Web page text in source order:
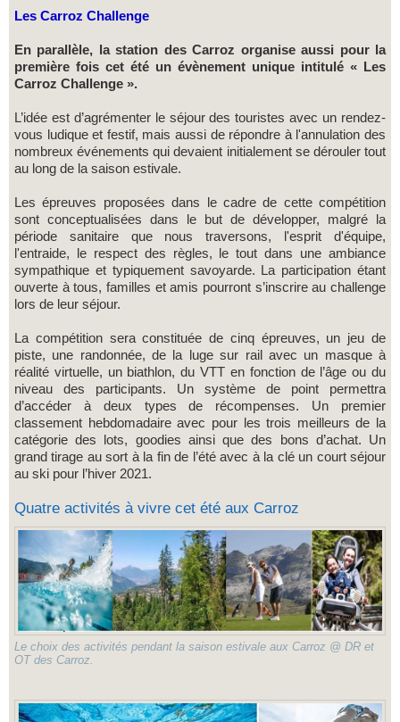
Les Carroz Challenge
En parallèle, la station des Carroz organise aussi pour la
première fois cet été un évènement unique intitulé « Les
Carroz Challenge ».
L’idée est d’agrémenter le séjour des touristes avec un rendez-
vous ludique et festif, mais aussi de répondre à l'annulation des
nombreux événements qui devaient initialement se dérouler tout
au long de la saison estivale.
Les épreuves proposées dans le cadre de cette compétition
sont conceptualisées dans le but de développer, malgré la
période sanitaire que nous traversons, l'esprit d'équipe,
l'entraide, le respect des règles, le tout dans une ambiance
sympathique et typiquement savoyarde. La participation étant
ouverte à tous, familles et amis pourront s’inscrire au challenge
lors de leur séjour.
La compétition sera constituée de cinq épreuves, un jeu de
piste, une randonnée, de la luge sur rail avec un masque à
réalité virtuelle, un biathlon, du VTT en fonction de l’âge ou du
niveau des participants. Un système de point permettra
d’accéder à deux types de récompenses. Un premier
classement hebdomadaire avec pour les trois meilleurs de la
catégorie des lots, goodies ainsi que des bons d’achat. Un
grand tirage au sort à la fin de l’été avec à la clé un court séjour
au ski pour l’hiver 2021.
Quatre activités à vivre cet été aux Carroz
Le choix des activités pendant la saison estivale aux Carroz @ DR et
OT des Carroz.